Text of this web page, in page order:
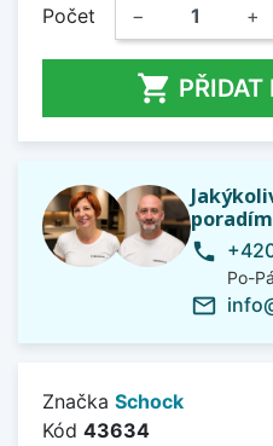
Počet − +
 PŘIDAT
phone
Po-
mail_outline
Značka Schock
Kód 43634